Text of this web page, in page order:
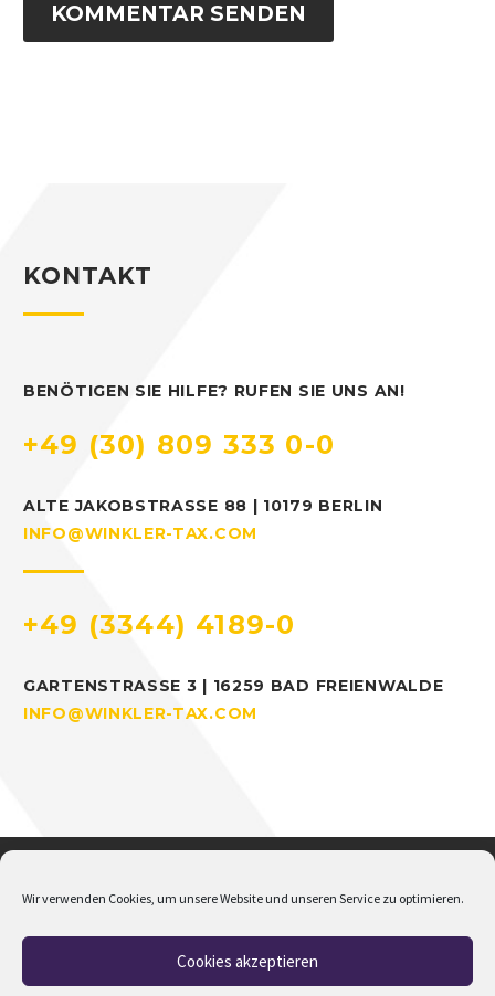
Wir verwenden Cookies, um unsere Website und unseren Service zu optimieren.
Cookies akzeptieren
KOMMENTAR SENDEN
KONTAKT
BENÖTIGEN SIE HILFE? RUFEN SIE UNS AN!
+49 (30) 809 333 0-0
ALTE JAKOBSTRASSE 88 | 10179 BERLIN
INFO@WINKLER-TAX.COM
+49 (3344) 4189-0
GARTENSTRASSE 3 | 16259 BAD FREIENWALDE
INFO@WINKLER-TAX.COM